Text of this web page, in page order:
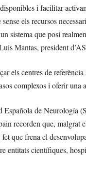
i facilitar
els recursos
sistema que posi
Mantas, president
els centres de
complexos i oferir una
de Neurología
recorden que, malgrat
que frena el
entitats científiques,